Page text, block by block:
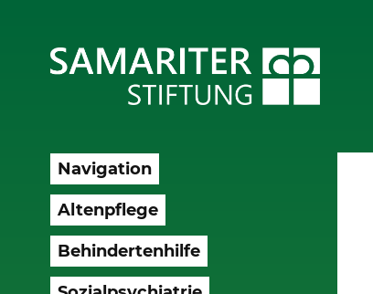
Navigation
Altenpflege
Behindertenhilfe